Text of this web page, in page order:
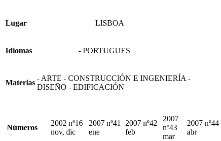
Lugar LISBOA
Idiomas - PORTUGUES
Materias
- ARTE - CONSTRUCCIÓN E INGENIERÍA -
DISEÑO - EDIFICACIÓN
Números
2002 nº16
nov, dic
2007 nº41
ene
2007 nº42
feb
2007
nº43
mar
2007 nº44
abr